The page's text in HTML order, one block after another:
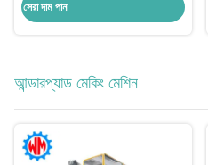
সেরা দাম পান
আন্ডারপ্যাড মেকিং মেশিন